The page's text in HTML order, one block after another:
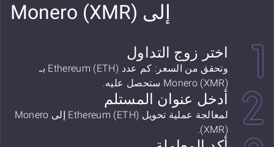
إلى Monero (XMR)
اختر زوج التداول
وتحقق من السعر: كم عدد Ethereum (ETH) بـ
Monero (XMR) ستحصل عليه.
أدخل عنوان المستلم
لمعالجة عملية تحويل Ethereum (ETH) إلى Monero
(XMR).